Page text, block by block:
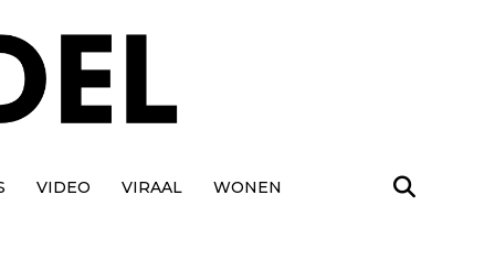
VIDEO VIRAAL WONEN